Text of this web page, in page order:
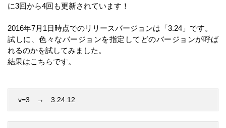
に3回から4回も更新されています！
2016年7月1日時点でのリリースバージョンは「3.24」です。
試しに、色々なバージョンを指定してどのバージョンが呼ば
れるのかを試してみました。
結果はこちらです。
v=3　→　3.24.12